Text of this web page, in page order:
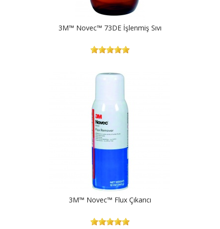
3M™ Novec™ 73DE İşlenmiş Sıvı
3M™ Novec™ Flux Çıkarıcı